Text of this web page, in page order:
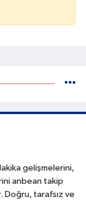
gelişmelerini,
anbean takip
Doğru, tarafsız ve